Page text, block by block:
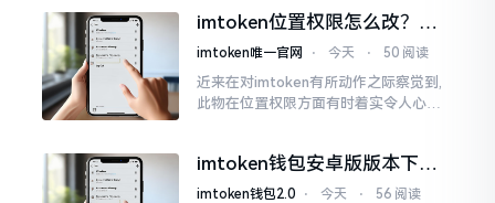
imtoken位置权限怎么改？手
把手教你搞定
imtoken唯一官网 ⋅ 今天 ⋅ 50 阅读
近来在对imtoken有所动作之际察觉到,
此物在位置权限方面有时着实令人心生
的模样
imtoken钱包安卓版版本下载
安装教程
imtoken钱包2.0 ⋅ 今天 ⋅ 56 阅读